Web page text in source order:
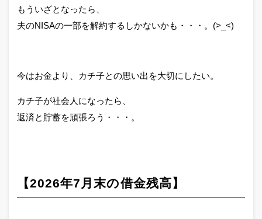
もういざとなったら、
夫のNISAの一部を解約するしかないかも・・・。(>_<)
今はお金より、カチ子との思い出を大切にしたい。
カチ子が社会人になったら、
返済と貯蓄を頑張ろう・・・。
【2026年7月末の借金残高】